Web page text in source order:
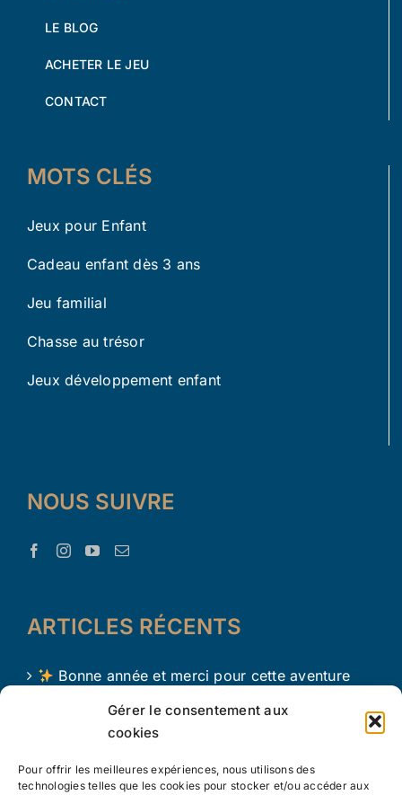
Gérer le consentement aux
cookies
Pour offrir les meilleures expériences, nous utilisons des
technologies telles que les cookies pour stocker et/ou accéder aux
LE BLOG
ACHETER LE JEU
CONTACT
MOTS CLÉS
Jeux pour Enfant
Cadeau enfant dès 3 ans
Jeu familial
Chasse au trésor
Jeux développement enfant
NOUS SUIVRE
ARTICLES RÉCENTS
Bonne année et merci pour cette aventure
avec Le Trésor d’Aaron !
Le Trésor d Aaron en 2024 !
L’apprentissage par le jeu chez les tout petits